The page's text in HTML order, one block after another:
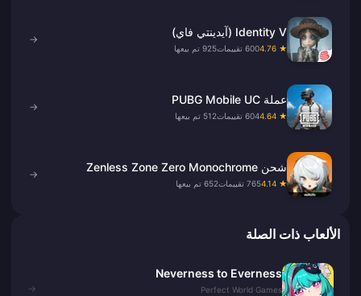
Identity V (آيدينتي فاي)
★ 4.76 600 تقييمات 925 تم بيعها
→
عملة PUBG Mobile UC
★ 4.64 604 تقييمات 512 تم بيعها
→
شحن Zenless Zone Zero Monochrome
★ 4.14 765 تقييمات 652 تم بيعها
→
الألعاب ذات الصلة
Neverness to Everness
Perfect World Games
→